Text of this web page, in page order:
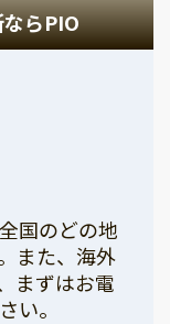
らPIO
国のどの地
また、海外
まずはお電
い。